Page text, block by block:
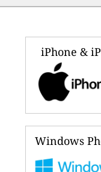
iPhone &
Windows